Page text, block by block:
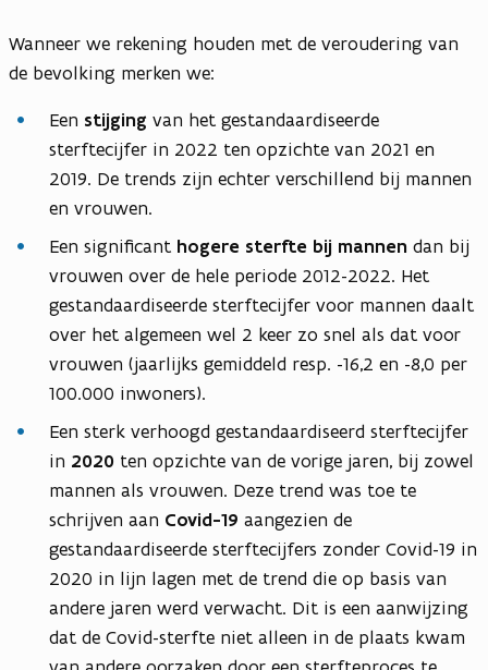
Wanneer we rekening houden met de veroudering van
de bevolking merken we:
Een stijging van het gestandaardiseerde
sterftecijfer in 2022 ten opzichte van 2021 en
2019. De trends zijn echter verschillend bij mannen
en vrouwen.
Een significant hogere sterfte bij mannen dan bij
vrouwen over de hele periode 2012-2022. Het
gestandaardiseerde sterftecijfer voor mannen daalt
over het algemeen wel 2 keer zo snel als dat voor
vrouwen (jaarlijks gemiddeld resp. -16,2 en -8,0 per
100.000 inwoners).
Een sterk verhoogd gestandaardiseerd sterftecijfer
in 2020 ten opzichte van de vorige jaren, bij zowel
mannen als vrouwen. Deze trend was toe te
schrijven aan Covid-19 aangezien de
gestandaardiseerde sterftecijfers zonder Covid-19 in
2020 in lijn lagen met de trend die op basis van
andere jaren werd verwacht. Dit is een aanwijzing
dat de Covid-sterfte niet alleen in de plaats kwam